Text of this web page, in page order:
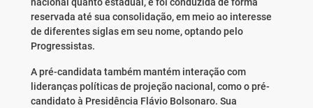
reservada até sua consolidação, em meio ao interesse
de diferentes siglas em seu nome, optando pelo
Progressistas.
A pré-candidata também mantém interação com
lideranças políticas de projeção nacional, como o pré-
candidato à Presidência Flávio Bolsonaro. Sua